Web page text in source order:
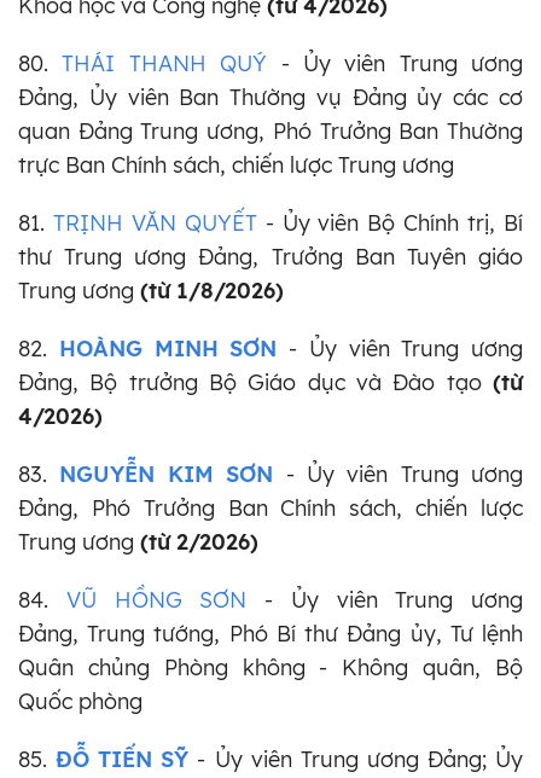
80.THÁI THANH QUÝ - Ủy viên Trung ương
Đảng, Ủy viên Ban Thường vụ Đảng ủy các cơ
quan Đảng Trung ương, Phó Trưởng Ban Thường
trực Ban Chính sách, chiến lược Trung ương
81. TRỊNH VĂN QUYẾT- Ủy viên Bộ Chính trị, Bí
thư Trung ương Đảng, Trưởng Ban Tuyên giáo
Trung ương (từ 1/8/2026)
82. HOÀNG MINH SƠN - Ủy viên Trung ương
Đảng, Bộ trưởng Bộ Giáo dục và Đào tạo(từ
4/2026)
83. NGUYỄN KIM SƠN - Ủy viên Trung ương
Đảng, Phó Trưởng Ban Chính sách, chiến lược
Trung ương (từ 2/2026)
84. VŨ HỒNG SƠN - Ủy viên Trung ương
Đảng, Trung tướng, Phó Bí thư Đảng ủy, Tư lệnh
Quân chủng Phòng không - Không quân, Bộ
Quốc phòng
85.ĐỖ TIẾN SỸ - Ủy viên Trung ương Đảng; Ủy